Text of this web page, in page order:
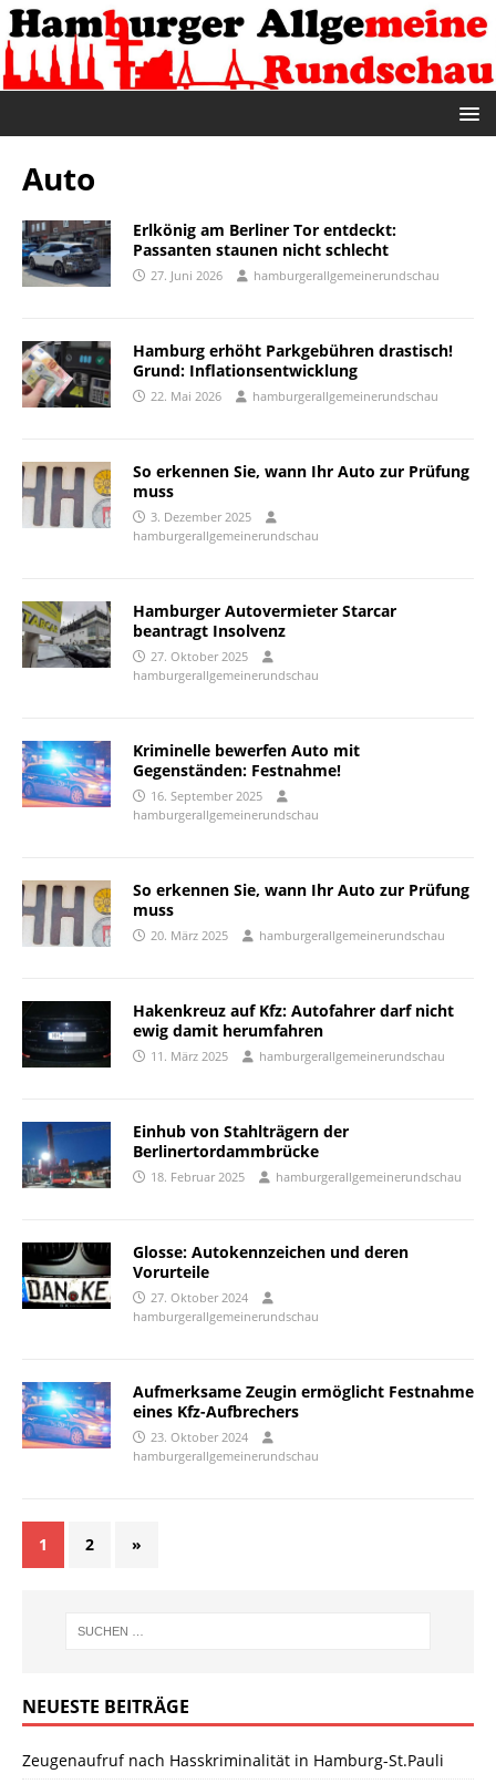
Auto
Erlkönig am Berliner Tor entdeckt:
Passanten staunen nicht schlecht
27. Juni 2026 hamburgerallgemeinerundschau
Hamburg erhöht Parkgebühren drastisch!
Grund: Inflationsentwicklung
22. Mai 2026 hamburgerallgemeinerundschau
So erkennen Sie, wann Ihr Auto zur Prüfung
muss
3. Dezember 2025
hamburgerallgemeinerundschau
Hamburger Autovermieter Starcar
beantragt Insolvenz
27. Oktober 2025
hamburgerallgemeinerundschau
Kriminelle bewerfen Auto mit
Gegenständen: Festnahme!
16. September 2025
hamburgerallgemeinerundschau
So erkennen Sie, wann Ihr Auto zur Prüfung
muss
20. März 2025 hamburgerallgemeinerundschau
Hakenkreuz auf Kfz: Autofahrer darf nicht
ewig damit herumfahren
11. März 2025 hamburgerallgemeinerundschau
Einhub von Stahlträgern der
Berlinertordammbrücke
18. Februar 2025 hamburgerallgemeinerundschau
Glosse: Autokennzeichen und deren
Vorurteile
27. Oktober 2024
hamburgerallgemeinerundschau
Aufmerksame Zeugin ermöglicht Festnahme
eines Kfz-Aufbrechers
23. Oktober 2024
hamburgerallgemeinerundschau
1 2 »
NEUESTE BEITRÄGE
Zeugenaufruf nach Hasskriminalität in Hamburg-St.Pauli